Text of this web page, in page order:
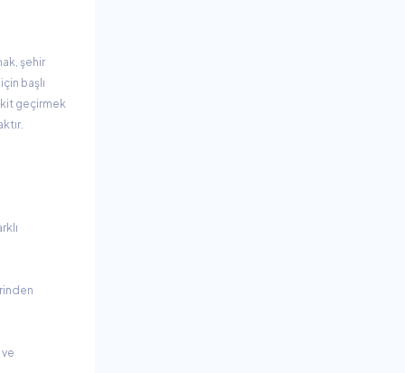
şehir
başlı
geçirmek